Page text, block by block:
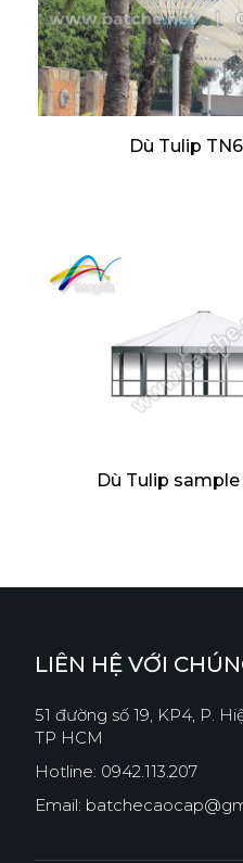
Dù Tulip
Dù Tulip sample
LIÊN HỆ VỚI
51 đường số 19, KP4, P.
TP HCM
Hotline: 0942.113.207
Email: